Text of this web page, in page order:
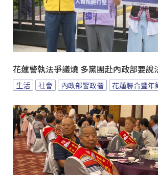
花蓮警執法爭議燒 多黨團赴內政部要說
生活 社會 內政部警政署 花蓮聯合豐年